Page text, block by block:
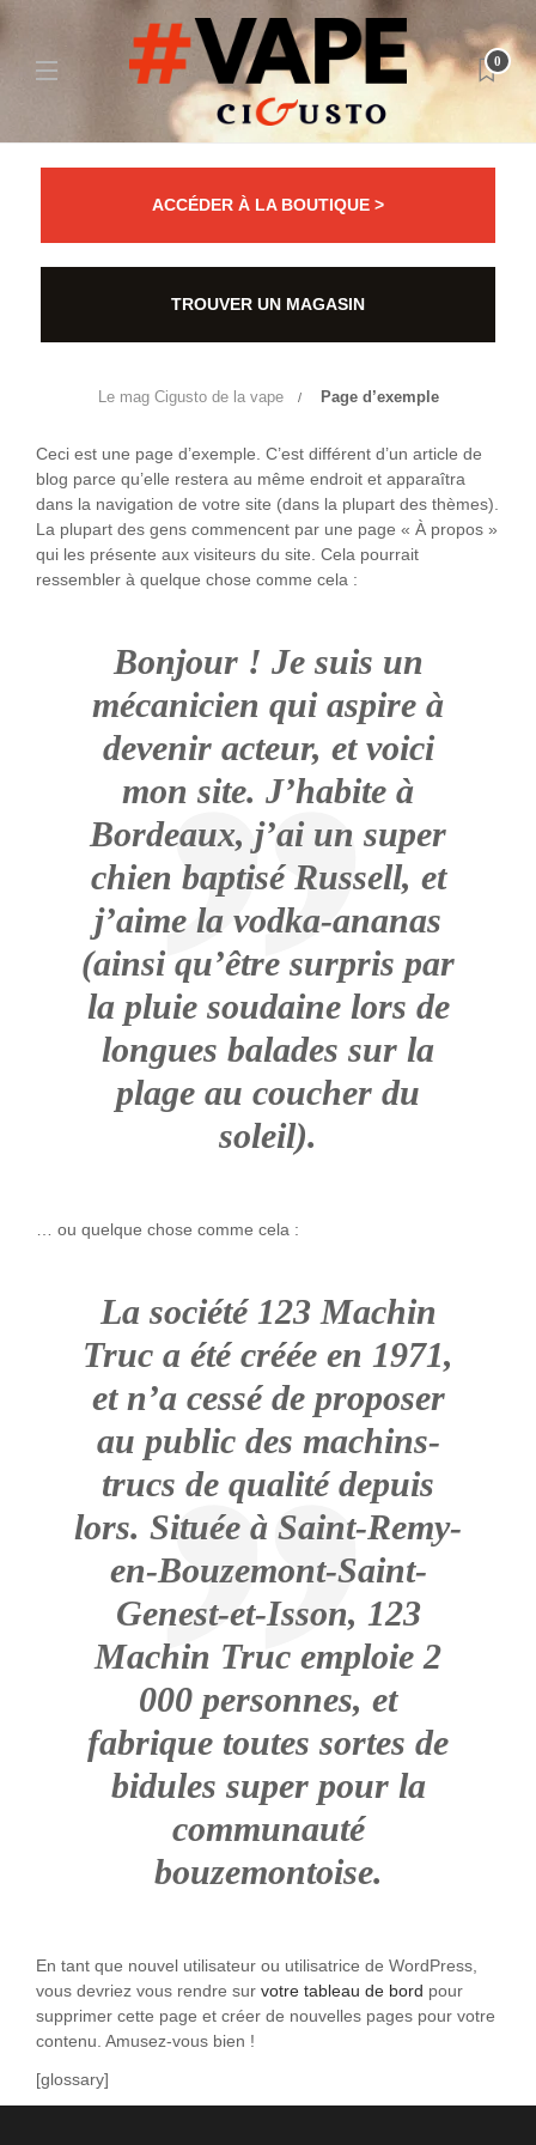
0
ACCÉDER À LA BOUTIQUE >
TROUVER UN MAGASIN
Le mag Cigusto de la vape Page d’exemple
Ceci est une page d’exemple. C’est différent d’un article de
blog parce qu’elle restera au même endroit et apparaîtra
dans la navigation de votre site (dans la plupart des thèmes).
La plupart des gens commencent par une page « À propos »
qui les présente aux visiteurs du site. Cela pourrait
ressembler à quelque chose comme cela :
Bonjour ! Je suis un
mécanicien qui aspire à
devenir acteur, et voici
mon site. J’habite à
Bordeaux, j’ai un super
chien baptisé Russell, et
j’aime la vodka-ananas
(ainsi qu’être surpris par
la pluie soudaine lors de
longues balades sur la
plage au coucher du
soleil).
… ou quelque chose comme cela :
La société 123 Machin
Truc a été créée en 1971,
et n’a cessé de proposer
au public des machins-
trucs de qualité depuis
lors. Située à Saint-Remy-
en-Bouzemont-Saint-
Genest-et-Isson, 123
Machin Truc emploie 2
000 personnes, et
fabrique toutes sortes de
bidules super pour la
communauté
bouzemontoise.
En tant que nouvel utilisateur ou utilisatrice de WordPress,
vous devriez vous rendre sur votre tableau de bord pour
supprimer cette page et créer de nouvelles pages pour votre
contenu. Amusez-vous bien !
[glossary]